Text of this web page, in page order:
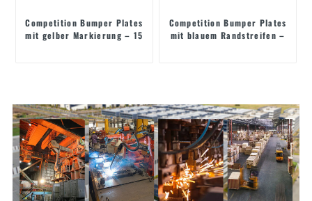
Competition Bumper Plates
mit gelber Markierung – 15
Competition Bumper Plates
mit blauem Randstreifen –